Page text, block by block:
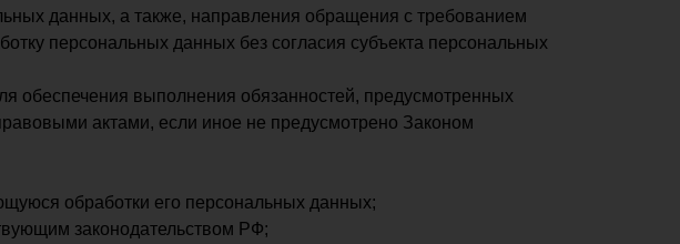
данных, а также, направления обращения с требованием
персональных данных без согласия субъекта персональных
обеспечения выполнения обязанностей, предусмотренных
актами, если иное не предусмотрено Законом
обработки его персональных данных;
законодательством РФ;